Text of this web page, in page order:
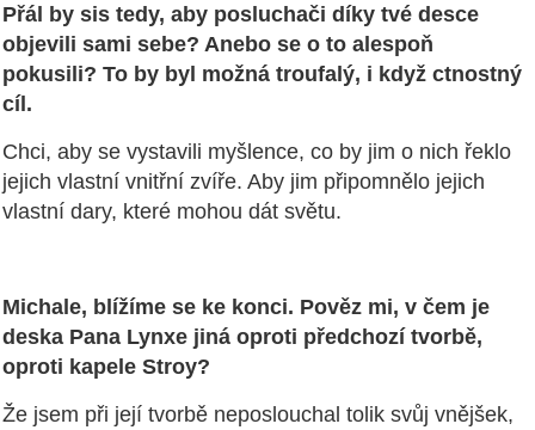
Přál by sis tedy, aby posluchači díky tvé desce
objevili sami sebe? Anebo se o to alespoň
pokusili? To by byl možná troufalý, i když ctnostný
cíl.
Chci, aby se vystavili myšlence, co by jim o nich řeklo
jejich vlastní vnitřní zvíře. Aby jim připomnělo jejich
vlastní dary, které mohou dát světu.
Michale, blížíme se ke konci. Pověz mi, v čem je
deska Pana Lynxe jiná oproti předchozí tvorbě,
oproti kapele Stroy?
Že jsem při její tvorbě neposlouchal tolik svůj vnějšek,